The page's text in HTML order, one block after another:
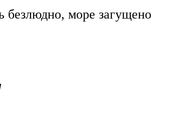
безлюдно, море загущено